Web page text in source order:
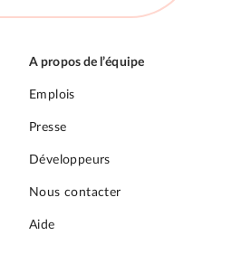
A propos de l’équipe
Emplois
Presse
Développeurs
Nous contacter
Aide